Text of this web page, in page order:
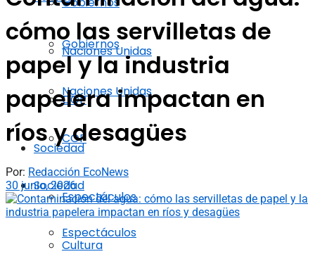
Naciones Unidas
COP
Sociedad
Espectáculos
Cultura
Gobiernos
Naciones Unidas
COP
Sociedad
Espectáculos
cómo las servilletas de
papel y la industria
papelera impactan en
ríos y desagües
Por: Redacción EcoNews
30 junio, 2026